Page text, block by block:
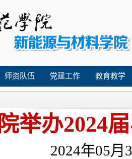
师资队伍 党建工作 教育教学
举办2024
2024年05月